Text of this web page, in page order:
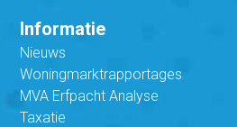
Informatie
Nieuws
Woningmarktrapportages
MVA Erfpacht Analyse
Taxatie